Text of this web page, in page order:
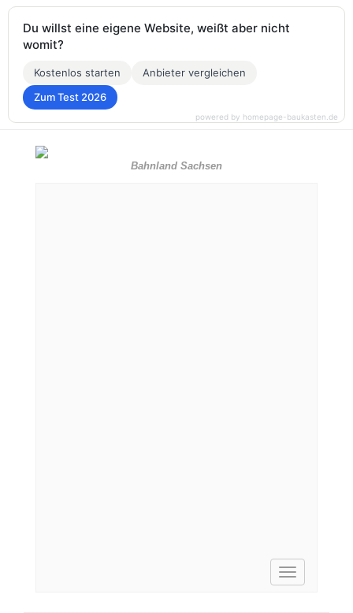
Bahnland Sachsen
Toggle
Du willst eine eigene Website, weißt aber nicht
womit?
Kostenlos starten
Anbieter vergleichen
Zum Test 2026
powered by homepage-baukasten.de